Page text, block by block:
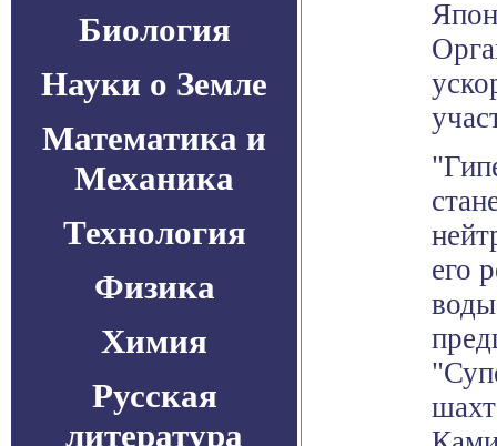
Биология
Науки о Земле
Математика и
Механика
Технология
Физика
Химия
Русская
литература
его